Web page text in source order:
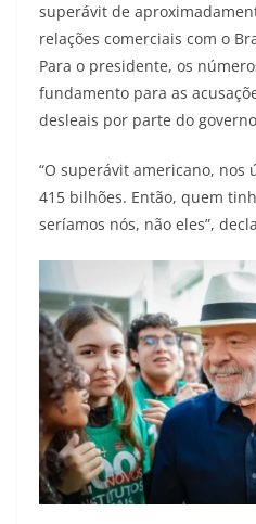
superávit de
relações comerciais com o
Para o presidente, os
fundamento para as
desleais por parte do
“O superávit americano, nos
415 bilhões. Então, quem
seríamos nós, não eles”,